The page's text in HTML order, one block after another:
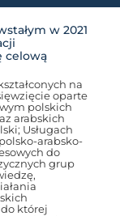
w 2021
celową
na
oparte
polskich
arabskich
Usługach
arabsko-
do
grup
której